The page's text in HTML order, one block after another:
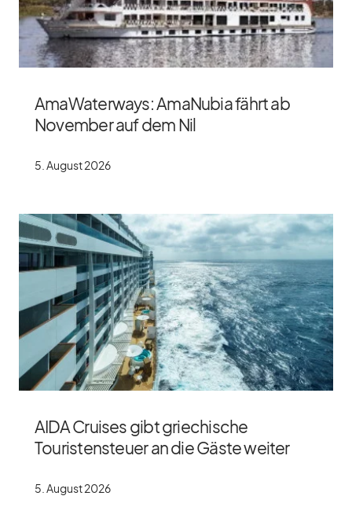
AmaWaterways: AmaNubia fährt ab
November auf dem Nil
5. Au­gust 2026
AIDA Cruises gibt griechische
Touristensteuer an die Gäste weiter
5. Au­gust 2026